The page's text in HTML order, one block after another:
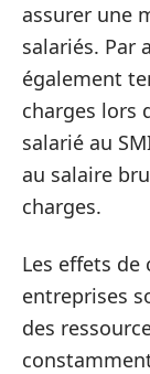
assurer une
salariés. Par
également
charges lors
salarié au
au salaire
charges.
Les effets
entreprises
des